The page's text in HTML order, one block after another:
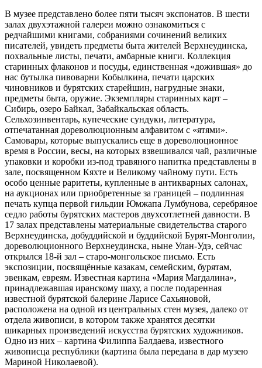
В музее представлено более пяти тысяч экспонатов. В шести
залах двухэтажной галереи можно ознакомиться с
редчайшими книгами, собраниями сочинений великих
писателей, увидеть предметы быта жителей Верхнеудинска,
похвальные листы, печати, амбарные книги. Коллекция
старинных флаконов и посуды, единственная «дожившая» до
нас бутылка пивоварни Кобылкина, печати царских
чиновников и бурятских старейшин, нагрудные знаки,
предметы быта, оружие. Экземпляры старинных карт –
Сибирь, озеро Байкал, Забайкальская область.
Сельхозинвентарь, купеческие сундуки, литература,
отпечатанная дореволюционным алфавитом с «ятями».
Самовары, которые выпускались еще в дореволюционное
время в России, весы, на которых взвешивался чай, различные
упаковки и коробки из-под травяного напитка представлены в
зале, посвященном Кяхте и Великому чайному пути. Есть
особо ценные раритеты, купленные в антикварных салонах,
на аукционах или приобретенные за границей – подлинная
печать купца первой гильдии Юмжапа Лумбунова, серебряное
седло работы бурятских мастеров двухсотлетней давности. В
17 залах представлены материальные свидетельства старого
Верхнеудинска, добуддийской и буддийской Бурят-Монголии,
дореволюционного Верхнеудинска, ныне Улан-Удэ, сейчас
открылся 18-й зал – старо-монгольское письмо. Есть
экспозиции, посвящённые казакам, семейским, бурятам,
эвенкам, евреям. Известная картина «Мария Магдалина»,
принадлежавшая иранскому шаху, а после подаренная
известной бурятской балерине Ларисе Сахьяновой,
расположена на одной из центральных стен музея, далеко от
отдела живописи, в котором также хранятся десятки
шикарных произведений искусства бурятских художников.
Одно из них – картина Филиппа Балдаева, известного
живописца республики (картина была передана в дар музею
Мариной Николаевой).